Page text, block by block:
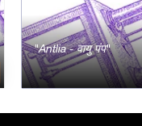
Antlia - वायु पंप